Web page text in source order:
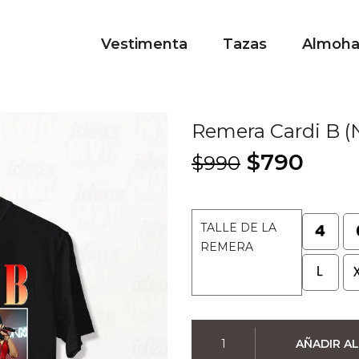
Vestimenta Tazas
Remera Cardi B
$990 El
original
era:
$990.
$790
es:
TALLE DE LA
REMERA
AÑADIR